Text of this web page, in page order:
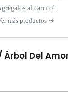
al carrito!
más productos
Del